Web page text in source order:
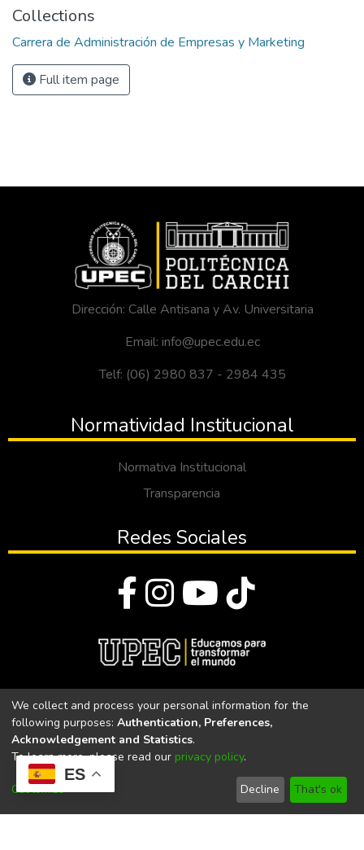
ES
Collections
Carrera de Administración de Empresas y Marketing
Full item page
Dirección: Calle Antisana y Av. Universitaria
Email: info@upec.edu.ec
Telf: (06) 2980 837 - 2984 435
Normatividad Institucional
Normativa Institucional
Transparencia
Redes Sociales
Universidad Politécnica Estatal del Carchi
Universidad Politécnica Estatal del Carchi | Acreditada por el
CACES Resolución N°. 160-SE-33-CACES-2020
We collect and process your personal information for the
following purposes: Authentication, Preferences,
Acknowledgement and Statistics.
To learn more, please read our privacy policy.
Customize Decline That's ok